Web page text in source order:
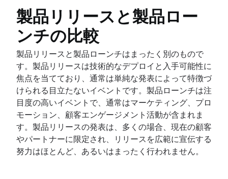
ワークフロー管理ツール
プロジェクトの依存関係
タスク管理ダッシュボード
スプリント期間
ファスト トラッキング
フィボナッチ数列でのストーリー ポイント
製品管理とプロジェクト管理
締め切り管理
プロジェクト管理スキル
ワークロード管理
無料のプロジェクト管理ソフトウェア
継続的改善のプロセス
大規模アジャイル上級編
ストレス フリーなリリース
技術的負債
アジャイル テスト
インシデント対応
継続的インテグレーション
ソフトウェア開発ライフ サイクル
バグのトリアージ
ソフトウェアのデプロイ
Adaptive software development
AI によるマーケティングの自動化
マーケティング オペレーション
アジャイル チームとは
リモート チーム
アジャイル スペシャリスト
迅速にリリースできるチーム
Agilent のアジャイル ジャーニー
Jira Advanced Roadmaps
Twitter による Jira の使用方法
アジャイル チュートリアル
Jira チュートリアル
Jira と Confluence を使用したスプリントの改善
Jira を使用したスクラム
Jira を使用した高度なスクラム
Jira を使用したカンバン
Jira のエピック
Jira でのアジャイル ボードの作成
Jira を使用したスプリント
Jira を使用したバージョン
Jira での課題
アジャイルに関する会話
Jira を使用したアジャイルな会話
マーケティングのアジリティ
アジャイルな顧客調査
大きく考えて、小さく作業
アジャイル コーチについて
アジャイル コーチ チーム
すべての記事
製品リリースと製品ロー
ンチの比較
製品リリースと製品ローンチはまったく別のもので
す。製品リリースは技術的なデプロイと入手可能性に
焦点を当てており、通常は単純な発表によって特徴づ
けられる目立たないイベントです。製品ローンチは注
目度の高いイベントで、通常はマーケティング、プロ
モーション、顧客エンゲージメント活動が含まれま
す。製品リリースの発表は、多くの場合、現在の顧客
やパートナーに限定され、リリースを広範に宣伝する
努力はほとんど、あるいはまったく行われません。